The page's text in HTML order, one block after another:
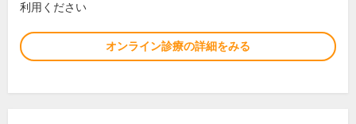
利用ください
オンライン診療の詳細をみる